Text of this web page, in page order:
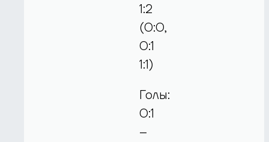
1:2
(0:0,
0:1
1:1)
Голы:
0:1
–